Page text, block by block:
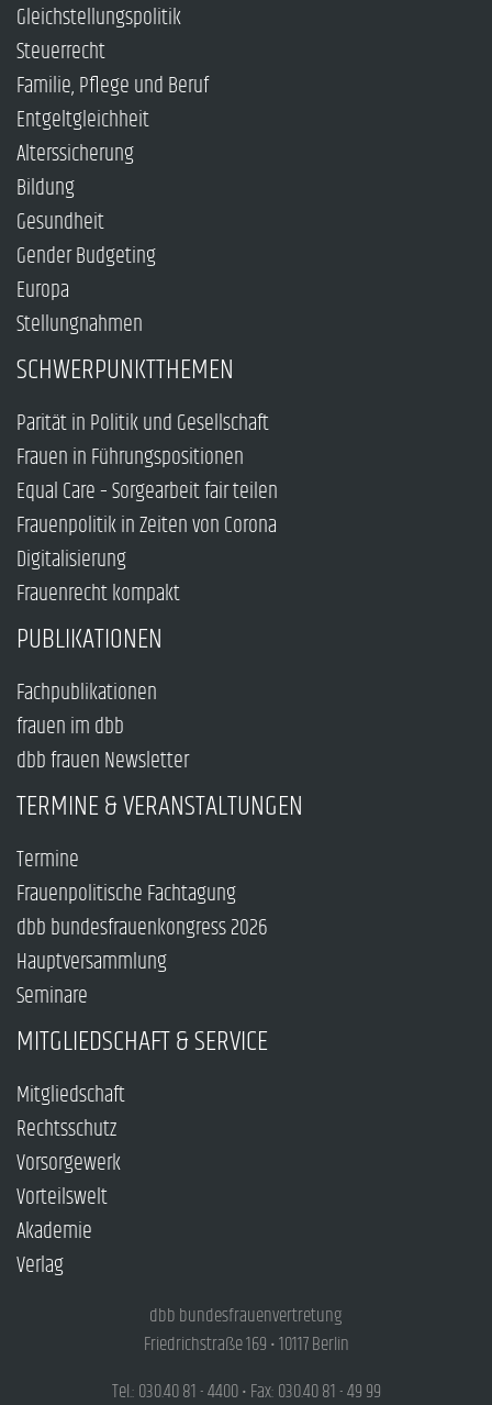
Gleichstellungspolitik
Steuerrecht
Familie, Pflege und Beruf
Entgeltgleichheit
Alterssicherung
Bildung
Gesundheit
Gender Budgeting
Europa
Stellungnahmen
SCHWERPUNKTTHEMEN
Parität in Politik und Gesellschaft
Frauen in Führungspositionen
Equal Care – Sorgearbeit fair teilen
Frauenpolitik in Zeiten von Corona
Digitalisierung
Frauenrecht kompakt
PUBLIKATIONEN
Fachpublikationen
frauen im dbb
dbb frauen Newsletter
TERMINE & VERANSTALTUNGEN
Termine
Frauenpolitische Fachtagung
dbb bundesfrauenkongress 2026
Hauptversammlung
Seminare
MITGLIEDSCHAFT & SERVICE
Mitgliedschaft
Rechtsschutz
Vorsorgewerk
Vorteilswelt
Akademie
Verlag
dbb bundesfrauenvertretung
Friedrichstraße 169 • 10117 Berlin
Tel.: 030.40 81 - 4400 • Fax: 030.40 81 - 49 99